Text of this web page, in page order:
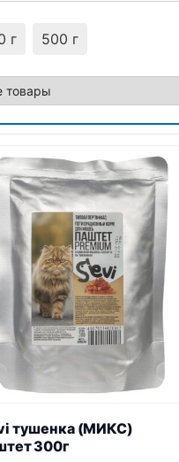
г 500 г
тушенка (МИКС)
300г